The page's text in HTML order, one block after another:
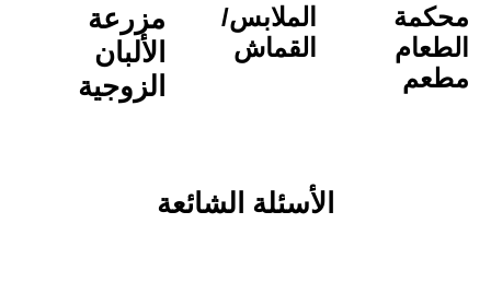
الملابس/
القماش
مزرعة
الألبان
الأسئلة الشائعة